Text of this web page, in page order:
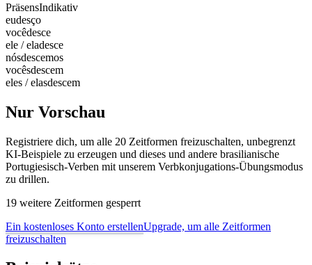
PräsensIndikativ
eudesço
vocêdesce
ele / eladesce
nósdescemos
vocêsdescem
eles / elasdescem
Nur Vorschau
Registriere dich, um alle 20 Zeitformen freizuschalten, unbegrenzt
KI-Beispiele zu erzeugen und dieses und andere brasilianische
Portugiesisch-Verben mit unserem Verbkonjugations-Übungsmodus
zu drillen.
19 weitere Zeitformen gesperrt
Ein kostenloses Konto erstellenUpgrade, um alle Zeitformen
freizuschalten